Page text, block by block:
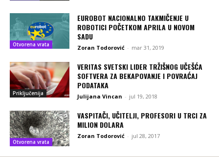
Otvorena vrata
EUROBOT NACIONALNO TAKMIČENJE U
ROBOTICI POČETKOM APRILA U NOVOM
SADU
Zoran Todorović - mar 31, 2019
Priključenija
VERITAS SVETSKI LIDER TRŽIŠNOG UČEŠĆA
SOFTVERA ZA BEKAPOVANJE I POVRAĆAJ
PODATAKA
Julijana Vincan - jul 19, 2018
Otvorena vrata
VASPITAČI, UČITELJI, PROFESORI U TRCI ZA
MILION DOLARA
Zoran Todorović - jul 28, 2017